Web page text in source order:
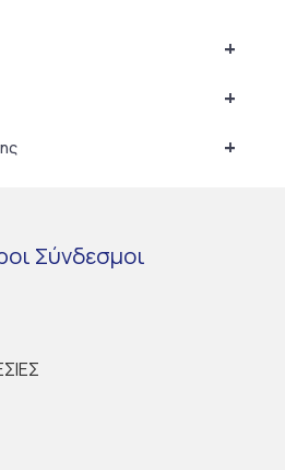
+
+
+
Σύνδεσμοι